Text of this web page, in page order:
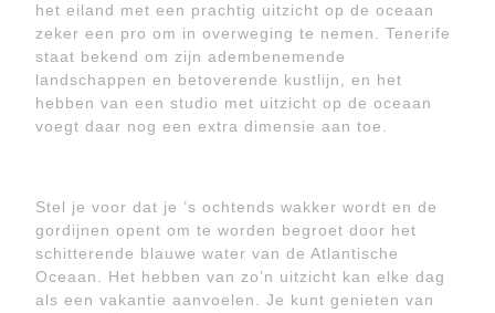
het eiland met een prachtig uitzicht op de oceaan
zeker een pro om in overweging te nemen. Tenerife
staat bekend om zijn adembenemende
landschappen en betoverende kustlijn, en het
hebben van een studio met uitzicht op de oceaan
voegt daar nog een extra dimensie aan toe.
Stel je voor dat je ’s ochtends wakker wordt en de
gordijnen opent om te worden begroet door het
schitterende blauwe water van de Atlantische
Oceaan. Het hebben van zo’n uitzicht kan elke dag
als een vakantie aanvoelen. Je kunt genieten van